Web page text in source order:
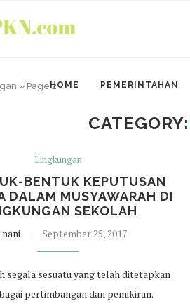
HOME PEMERINTAHAN
» Page 2
CATEGORY:
Lingkungan
BENTUK KEPUTUSAN
DALAM MUSYAWARAH DI
SEKOLAH
nani September 25, 2017
segala sesuatu yang telah ditetapkan
pertimbangan dan pemikiran.